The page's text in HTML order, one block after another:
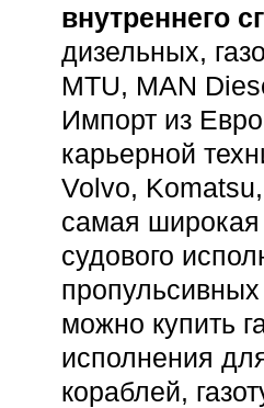
внутреннего
дизельных,
MTU, MAN
Импорт из
карьерной
Volvo,
самая широкая
судового
можно купить
исполнения
кораблей,